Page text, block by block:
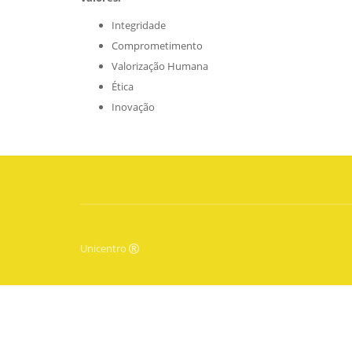
Integridade
Comprometimento
Valorização Humana
Ética
Inovação
Unicentro